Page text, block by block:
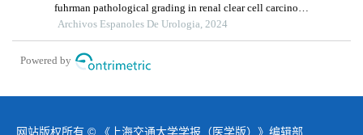
fuhrman pathological grading in renal clear cell carcinoma
using multilayer spiral ct imaging
Archivos Espanoles De Urologia, 2024
Powered by
网站版权所有 © 《上海交通大学学报（医学版）》编辑部